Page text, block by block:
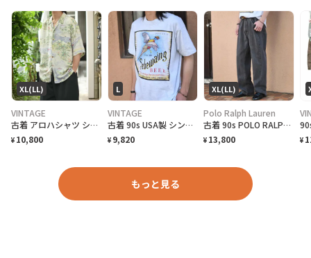
XL(LL)
VINTAGE
古着 アロハシャツ シルクシャツ レーヨンシャツ 柄シャツ 総柄シャツ
¥ 10,800
L
VINTAGE
古着 90s USA製 シングルステッチ ビール プロモーション Tシャツ
¥ 9,820
XL(LL)
Polo Ralph Lauren
古着 90s POLO RALPH LAUREN 先染め ブラックデニム デニム
¥ 13,800 ¥
もっと見る